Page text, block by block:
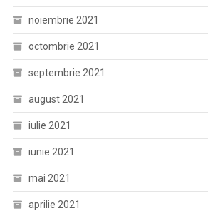
noiembrie 2021
octombrie 2021
septembrie 2021
august 2021
iulie 2021
iunie 2021
mai 2021
aprilie 2021